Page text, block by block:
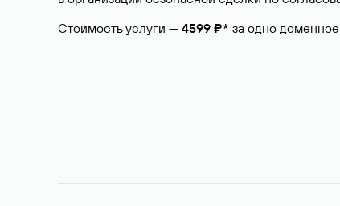
Стоимость услуги — 4599 ₽* за одно